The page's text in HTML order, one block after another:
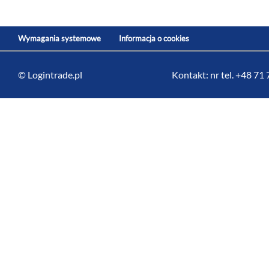
Wymagania systemowe Informacja o cookies
© Logintrade.pl Kontakt: nr tel. +48 71